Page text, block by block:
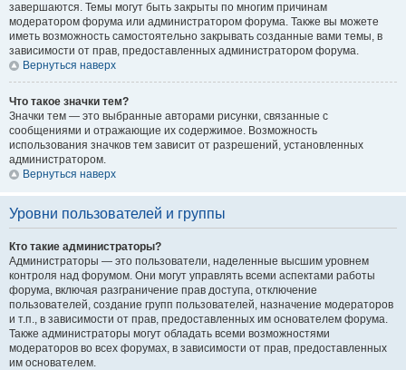
завершаются. Темы могут быть закрыты по многим причинам
модератором форума или администратором форума. Также вы можете
иметь возможность самостоятельно закрывать созданные вами темы, в
зависимости от прав, предоставленных администратором форума.
Вернуться наверх
Что такое значки тем?
Значки тем — это выбранные авторами рисунки, связанные с
сообщениями и отражающие их содержимое. Возможность
использования значков тем зависит от разрешений, установленных
администратором.
Вернуться наверх
Уровни пользователей и группы
Кто такие администраторы?
Администраторы — это пользователи, наделенные высшим уровнем
контроля над форумом. Они могут управлять всеми аспектами работы
форума, включая разграничение прав доступа, отключение
пользователей, создание групп пользователей, назначение модераторов
и т.п., в зависимости от прав, предоставленных им основателем форума.
Также администраторы могут обладать всеми возможностями
модераторов во всех форумах, в зависимости от прав, предоставленных
им основателем.